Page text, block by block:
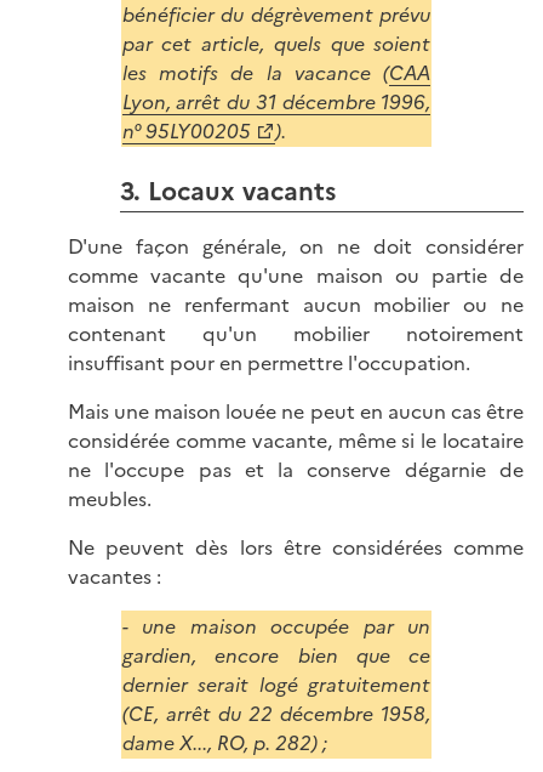
bénéficier du dégrèvement prévu
par cet article, quels que soient
les motifs de la vacance (CAA
Lyon, arrêt du 31 décembre 1996,
n° 95LY00205
).
3. Locaux vacants
D'une façon générale, on ne doit considérer
comme vacante qu'une maison ou partie de
maison ne renfermant aucun mobilier ou ne
contenant qu'un mobilier notoirement
insuffisant pour en permettre l'occupation.
Mais une maison louée ne peut en aucun cas être
considérée comme vacante, même si le locataire
ne l'occupe pas et la conserve dégarnie de
meubles.
Ne peuvent dès lors être considérées comme
vacantes :
- une maison occupée par un
gardien, encore bien que ce
dernier serait logé gratuitement
(CE, arrêt du 22 décembre 1958,
dame X..., RO, p. 282) ;